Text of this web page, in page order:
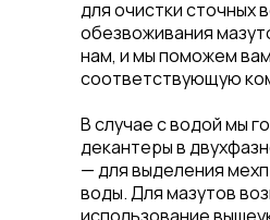
для очистки сточных
обезвоживания
нам, и мы поможем
соответствующую
В случае с водой мы
декантеры в
— для выделения
воды. Для мазутов